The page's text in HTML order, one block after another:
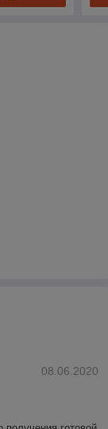
08.06.2020